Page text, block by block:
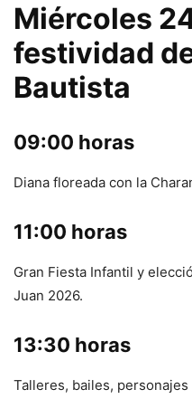
Miércoles
festividad
Bautista
09:00 horas
Diana floreada con la
11:00 horas
Gran Fiesta Infantil y
Juan 2026.
13:30 horas
Talleres, bailes,